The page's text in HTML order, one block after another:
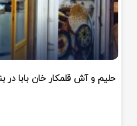
حلیم و آش قلمکار خان بابا در